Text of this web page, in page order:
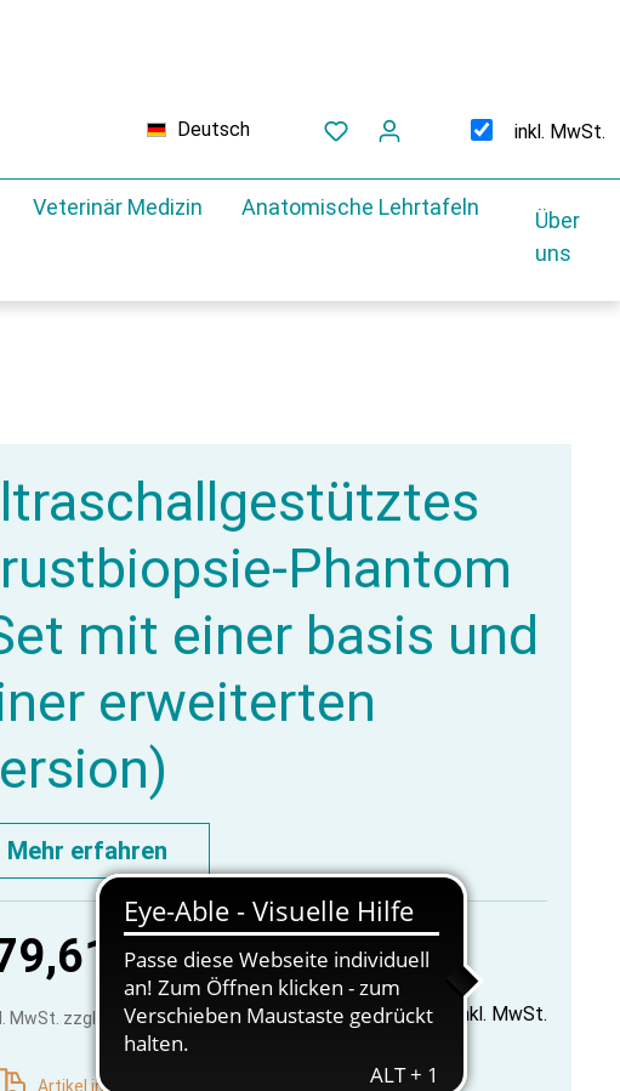
Deutsch inkl. MwSt.
Veterinär Medizin Anatomische Lehrtafeln
Über
uns
Phantom
mit einer basis und
erweiterten
Mehr erfahren
€
inkl. MwSt.
MwSt. zzgl. Versandkosten
Artikel in Produktion, lieferbar vorauss. in 2-3 Wochen